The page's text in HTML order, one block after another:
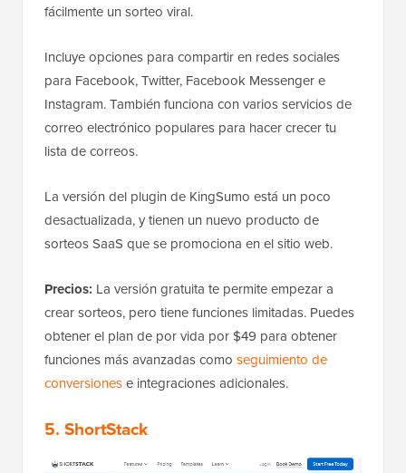
fácilmente un sorteo viral.
Incluye opciones para compartir en redes sociales
para Facebook, Twitter, Facebook Messenger e
Instagram. También funciona con varios servicios de
correo electrónico populares para hacer crecer tu
lista de correos.
La versión del plugin de KingSumo está un poco
desactualizada, y tienen un nuevo producto de
sorteos SaaS que se promociona en el sitio web.
Precios: La versión gratuita te permite empezar a
crear sorteos, pero tiene funciones limitadas. Puedes
obtener el plan de por vida por $49 para obtener
funciones más avanzadas como seguimiento de
conversionese integraciones adicionales.
5. ShortStack